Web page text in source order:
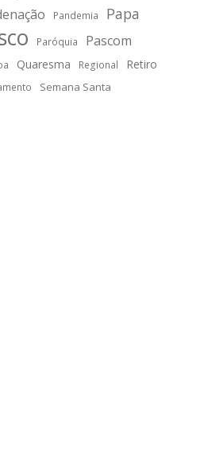
Pandemia Papa
Paróquia
Pascom
Quaresma Regional Retiro
Semana Santa